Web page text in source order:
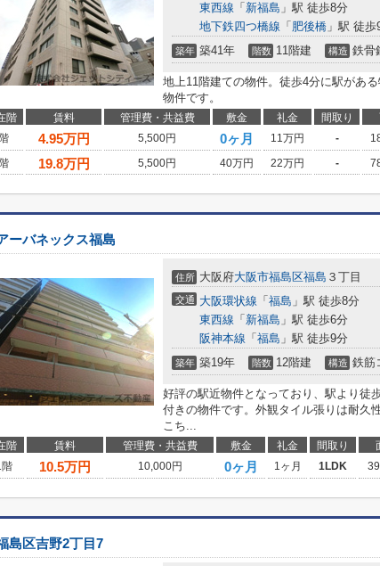
東西線 「 新福島 」駅 徒歩8分
地下鉄四つ橋線 「 肥後橋 」駅 徒歩
築年 築41年 階数 11階建 構造 鉄骨
地上11階建ての物件。徒歩4分に駅があ
物件です。
階 賃料 管理費・共益費 敷金 礼金 間取り
4.95万円 5,500円 0ヶ月 11万円 -
19.8万円 5,500円 40万円 22万円 -
ーバネックス福島
住所 大阪府大阪市福島区福島 ３丁目
交通 大阪環状線 「 福島 」駅 徒歩8分
東西線 「 新福島 」駅 徒歩6分
阪神本線 「 福島 」駅 徒歩9分
築年 築19年 階数 12階建 構造 鉄筋
好評の駅近物件となっており、駅より徒
付きの物件です。外観タイル張りは耐久
こち...
階 賃料 管理費・共益費 敷金 礼金 間取り
階
10.5万円 10,000円 0ヶ月 1ヶ月 1LDK
島区吉野2丁目7